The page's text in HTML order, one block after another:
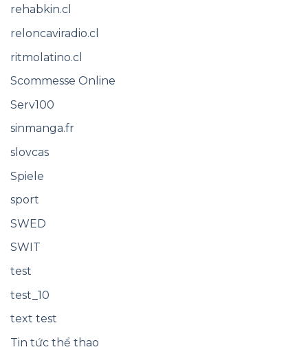
rehabkin.cl
reloncaviradio.cl
ritmolatino.cl
Scommesse Online
Serv100
sinmanga.fr
slovcas
Spiele
sport
SWED
SWIT
test
test_10
text test
Tin tức thể thao